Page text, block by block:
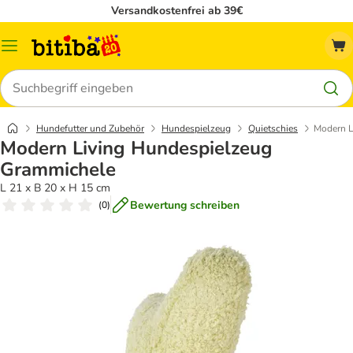
Versandkostenfrei ab 39€
Menü
Suchen
Hundefutter und Zubehör Hundespielzeug Quietschies Modern
Modern Living Hundespielzeug
Grammichele
L 21 x B 20 x H 15 cm
(0) Bewertung schreiben